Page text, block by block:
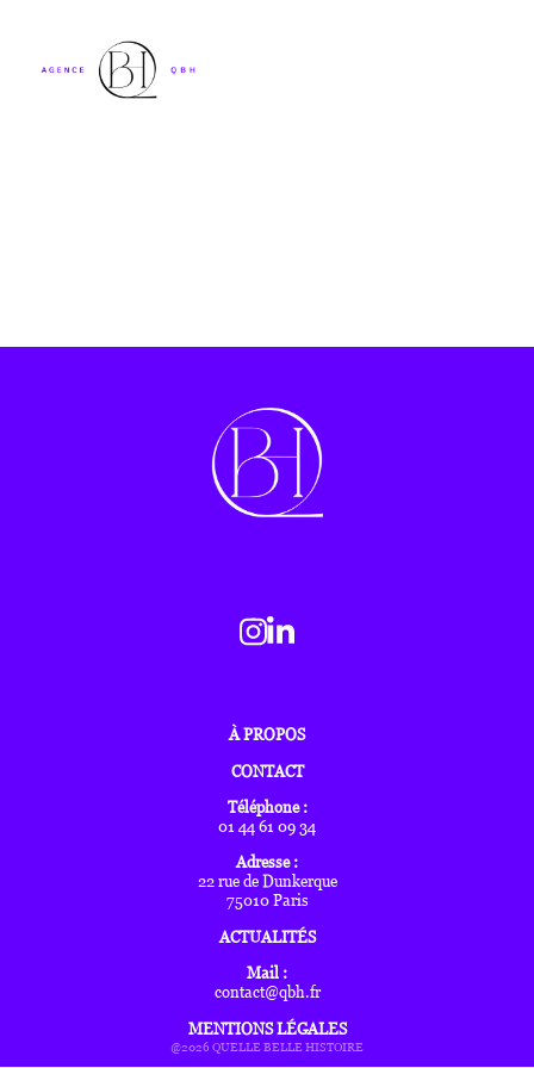
À PROPOS
CONTACT
Téléphone :
01 44 61 09 34
Adresse :
22 rue de Dunkerque
75010 Paris
ACTUALITÉS
Mail :
contact@qbh.fr
MENTIONS LÉGALES
@2026 QUELLE BELLE HISTOIRE